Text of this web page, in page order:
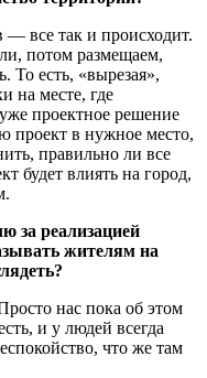
все так и происходит.
потом размещаем,
То есть, «вырезая»,
на месте, где
проектное решение
проект в нужное место,
правильно ли все
будет влиять на город,
за реализацией
жителям на
нас пока об этом
и у людей всегда
что же там